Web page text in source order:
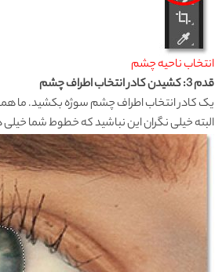
انتخاب ناحیه چشم
قدم 3: کشیدن کادر انتخاب اطراف چشم
یک کادر انتخاب اطراف چشم سوژه بکشید. ما
البته خیلی نگران این نباشید که خطوط شما